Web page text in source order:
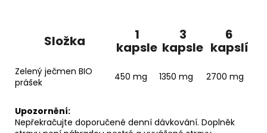
Složka 1
kapsle
3
kapsle
6
kapslí
Zelený ječmen BIO
prášek
450 mg 1350 mg 2700 mg
Upozornění:
Nepřekračujte doporučené denní dávkování. Doplněk